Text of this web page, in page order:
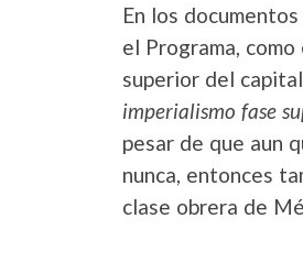
En los
el Programa,
superior del
imperialismo fase
pesar de que aun
nunca, entonces
clase obrera de